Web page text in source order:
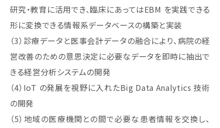
研究・教育に活用でき、臨床にあってはEBM を実践できる
形に変換できる情報系データベースの構築と実装
（3）診療データと医事会計データの融合により、病院の経
営改善のための意思決定に必要なデータを即時に抽出で
きる経営分析システムの開発
（4）IoT の発展を視野に入れたBig Data Analytics 技術
の開発
（5）地域の医療機関との間で必要な患者情報を交換し、